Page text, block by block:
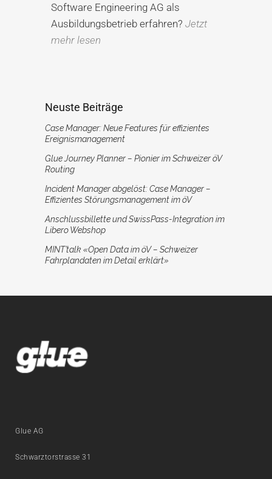
Software Engineering AG als
Ausbildungsbetrieb erfahren? Jetzt
mehr lesen
Neuste Beiträge
Case Manager: Neue Features für effizientes
Ereignismanagement
Glue Journey Planner – Pionier im Schweizer öV
Routing
Incident Manager abgelöst: Case Manager –
Effizientes Störungsmanagement im öV
Anschlussbillette und SwissPass-Integration im
Libero Webshop
MINT’talk «Open Data im öV – Schweizer
Fahrplandaten im Detail erklärt»
Glue AG
Schwarztorstrasse 31